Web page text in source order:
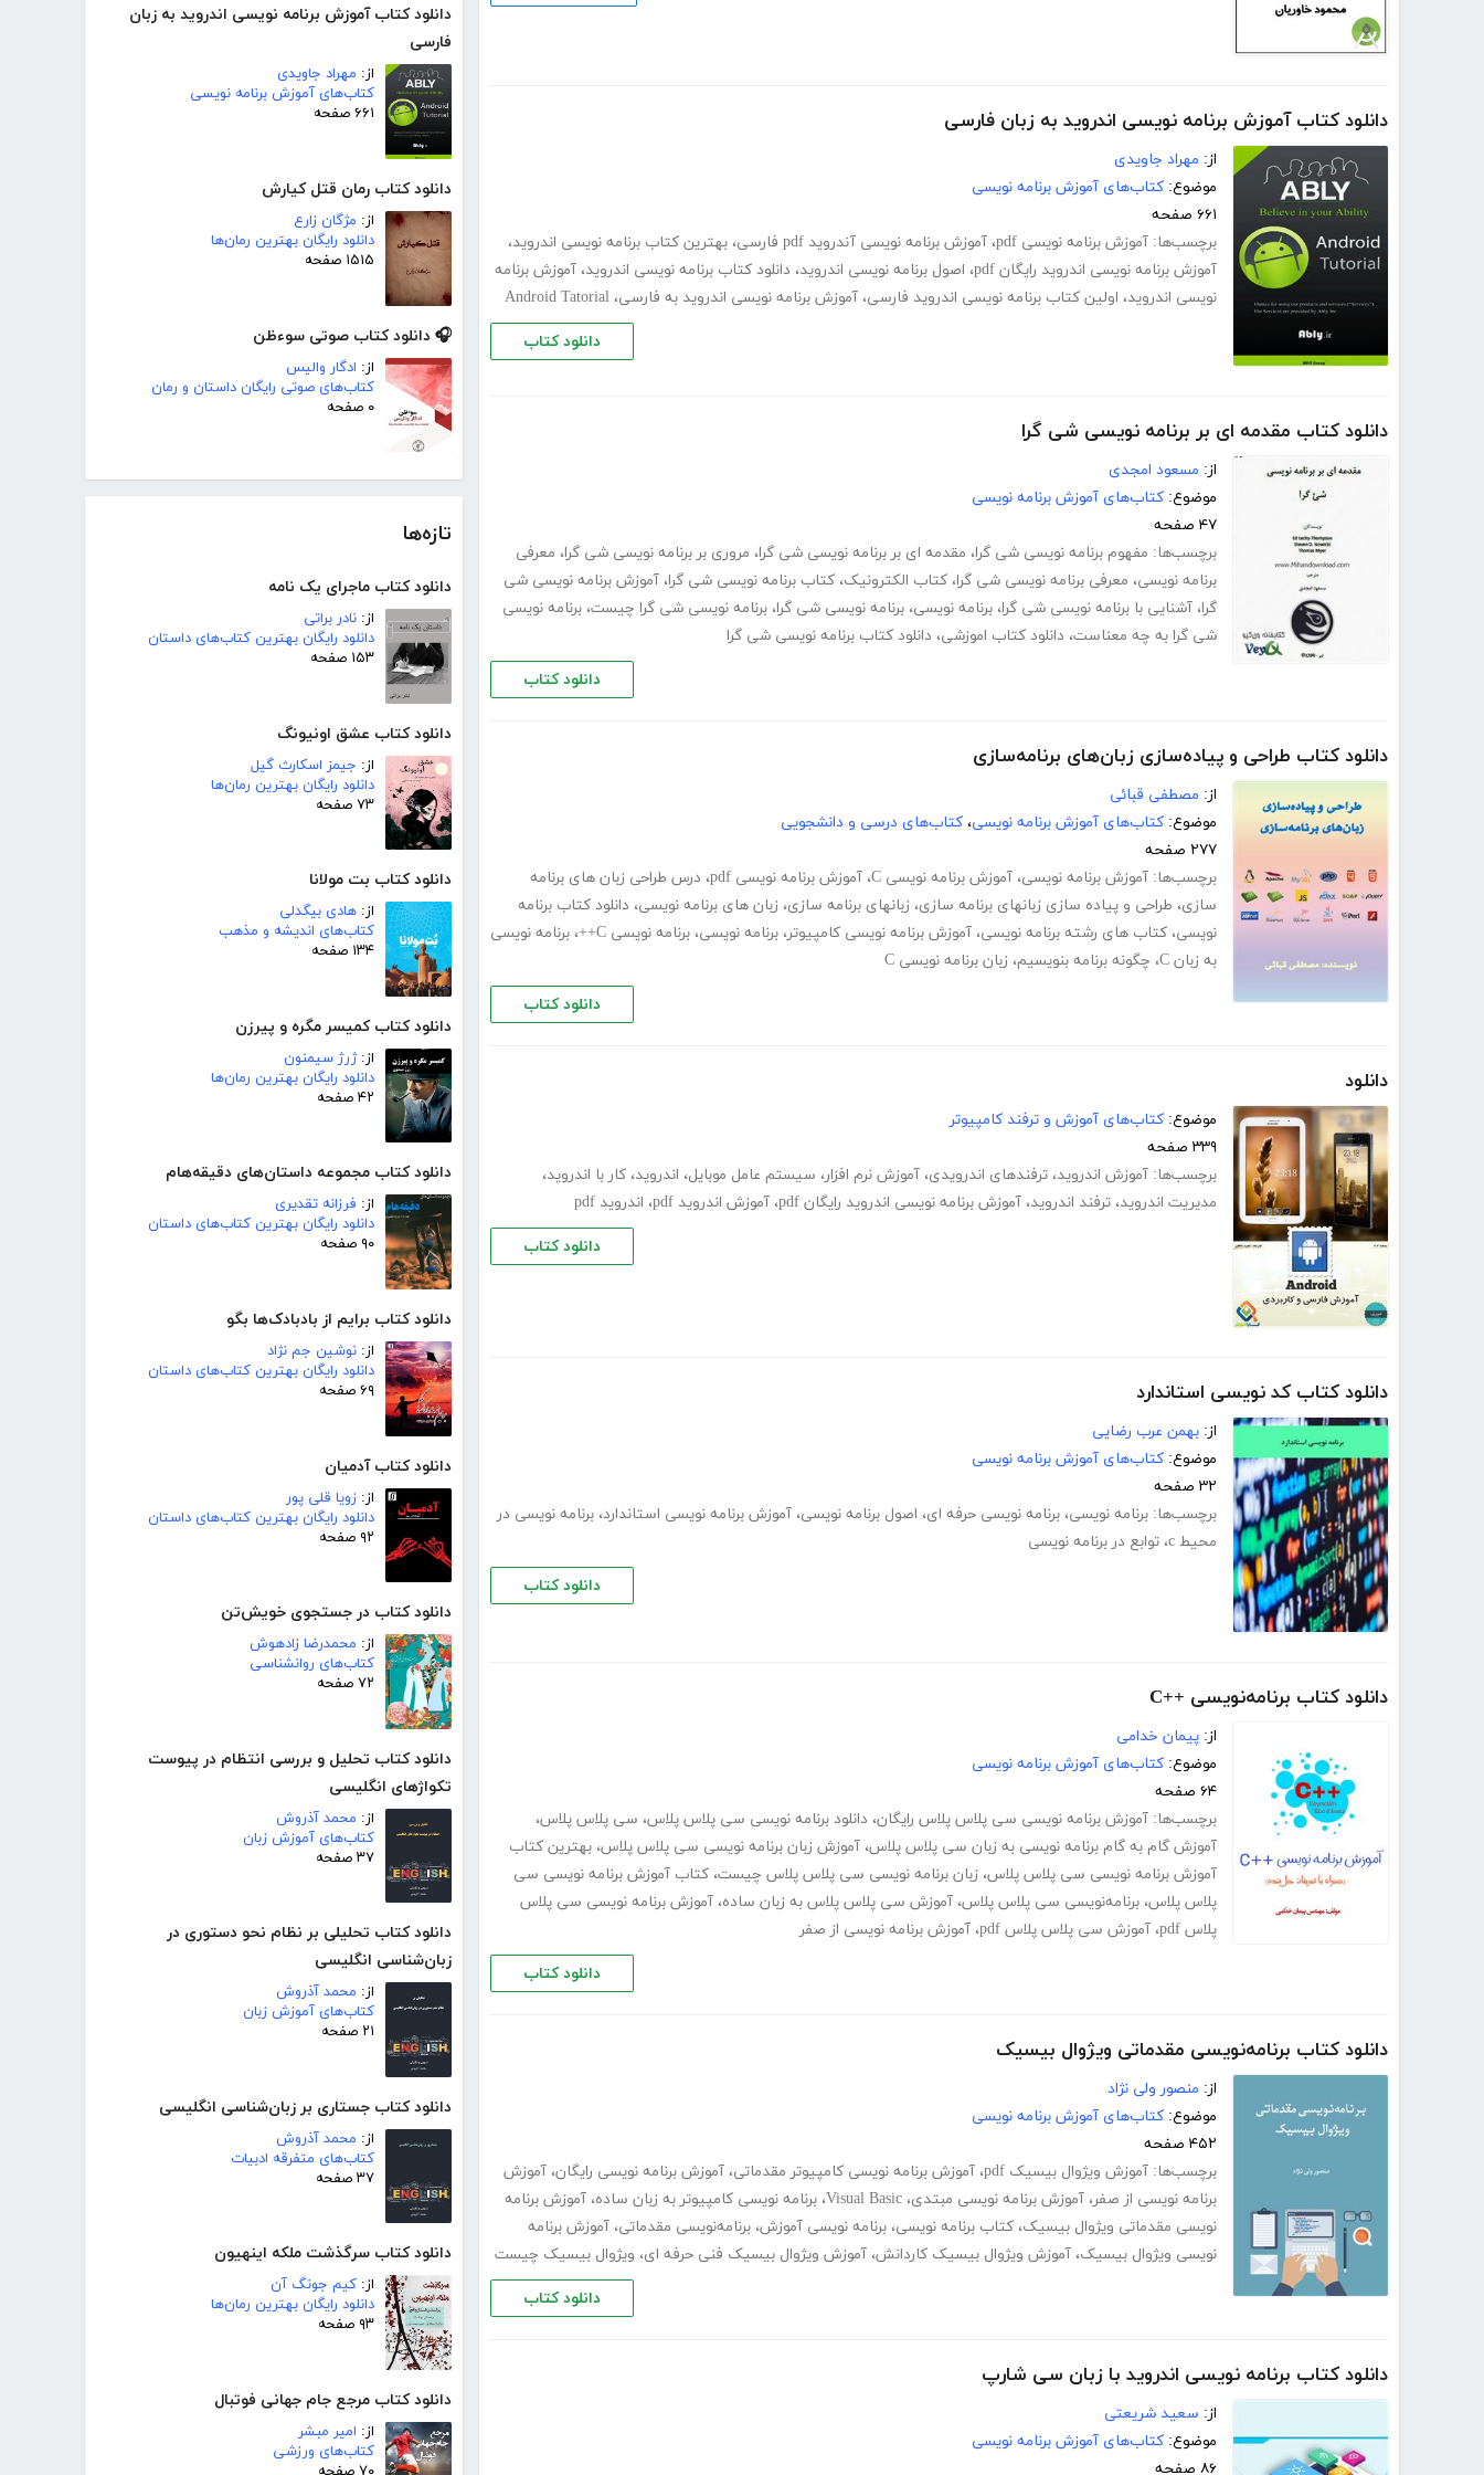
دانلود کتاب آموزش برنامه نویسی اندروید به زبان
فارسی
از: مهراد جاویدی
کتاب‌های آموزش برنامه نویسی
۶۶۱ صفحه
دانلود کتاب رمان قتل کیارش
از: مژگان زارع
دانلود رایگان بهترین رمان‌ها
۱۵۱۵ صفحه
🎧 دانلود کتاب صوتی سوء‌ظن
از: ادگار والیس
کتاب‌های صوتی رایگان داستان و رمان
۰ صفحه
تازه‌ها
دانلود کتاب ماجرای یک نامه
از: نادر براتی
دانلود رایگان بهترین کتاب‌های داستان
۱۵۳ صفحه
دانلود کتاب عشق اونیونگ
از: جیمز اسکارث گیل
دانلود رایگان بهترین رمان‌ها
۷۳ صفحه
دانلود کتاب بت مولانا
از: هادی بیگدلی
کتاب‌های اندیشه و مذهب
۱۳۴ صفحه
دانلود کتاب کمیسر مگره و پیرزن
از:ژرژ سیمنون
دانلود رایگان بهترین رمان‌ها
۴۲ صفحه
دانلود کتاب مجموعه داستان‌های دقیقه‌هام
از: فرزانه تقدیری
دانلود رایگان بهترین کتاب‌های داستان
۹۰ صفحه
دانلود کتاب برایم از بادبادک‌ها بگو
از: نوشین جم نژاد
دانلود رایگان بهترین کتاب‌های داستان
۶۹ صفحه
دانلود کتاب آدمیان
از: زویا قلی پور
دانلود رایگان بهترین کتاب‌های داستان
۹۲ صفحه
دانلود کتاب در جستجوی خویش‌تن
از: محمدرضا زادهوش
کتاب‌های روانشناسی
۷۲ صفحه
دانلود کتاب تحلیل و بررسی انتظام در پیوست
تکواژهای انگلیسی
از: محمد آذروش
کتاب‌های آموزش زبان
۳۷ صفحه
دانلود کتاب تحلیلی بر نظام نحو دستوری در
زبان‌شناسی انگلیسی
از: محمد آذروش
کتاب‌های آموزش زبان
۲۱ صفحه
دانلود کتاب جستاری بر زبان‌شناسی انگلیسی
از: محمد آذروش
کتاب‌های متفرقه ادبیات
۳۷ صفحه
دانلود کتاب سرگذشت ملکه اینهیون
از: کیم جونگ آن
دانلود رایگان بهترین رمان‌ها
۹۳ صفحه
دانلود کتاب مرجع جام جهانی فوتبال
از: امیر مبشر
کتاب‌های ورزشی
دانلود کتاب آموزش برنامه نویسی اندروید به زبان فارسی
از: مهراد جاویدی
موضوع: کتاب‌های آموزش برنامه نویسی
۶۶۱ صفحه
برچسب‌ها: آموزش برنامه نویسی pdf ، آموزش برنامه نویسی آندروید pdf فارسی ، بهترین کتاب برنامه نویسی اندروید،
آموزش برنامه نویسی اندروید رایگان pdf
، اصول برنامه نویسی اندروید، دانلود کتاب برنامه نویسی اندروید، آموزش برنامه
نویسی اندروید، اولین کتاب برنامه نویسی اندروید فارسی، آموزش برنامه نویسی اندروید به فارسی، Android Tatorial
دانلود کتاب
دانلود کتاب مقدمه ای بر برنامه نویسی شی گرا
از: مسعود امجدی
موضوع: کتاب‌های آموزش برنامه نویسی
۴۷ صفحه
برچسب‌ها: مفهوم برنامه نویسی شی گرا، مقدمه ای بر برنامه نویسی شی گرا، مروری بر برنامه نویسی شی گرا، معرفی
برنامه نویسی، معرفی برنامه نویسی شی گرا، کتاب الکترونیک، کتاب برنامه نویسی شی گرا، آموزش برنامه نویسی شی
گرا، آشنایی با برنامه نویسی شی گرا، برنامه نویسی، برنامه نویسی شی گرا، برنامه نویسی شی گرا چیست، برنامه نویسی
شی گرا به چه معناست، دانلود کتاب اموزشی، دانلود کتاب برنامه نویسی شی گرا
دانلود کتاب
دانلود کتاب طراحی و پیاده‌سازی زبان‌های برنامه‌سازی
از: مصطفی قبائی
موضوع: کتاب‌های آموزش برنامه نویسی، کتاب‌های درسی و دانشجویی
۲۷۷ صفحه
برچسب‌ها: آموزش برنامه نویسی، آموزش برنامه نویسی C ، آموزش برنامه نویسی pdf ، درس طراحی زبان های برنامه
سازی، طراحی و پیاده سازی زبانهای برنامه سازی، زبانهای برنامه سازی، زبان های برنامه نویسی، دانلود کتاب برنامه
نویسی، کتاب های رشته برنامه نویسی، آموزش برنامه نویسی کامپیوتر، برنامه نویسی، برنامه نویسی C++ ، برنامه نویسی
به زبان C
، چگونه برنامه بنویسیم، زبان برنامه نویسی C
دانلود کتاب
دانلود
موضوع: کتاب‌های آموزش و ترفند کامپیوتر
۳۳۹ صفحه
برچسب‌ها: آموزش اندروید، ترفندهای اندرویدی، آموزش نرم افزار، سیستم عامل موبایل، اندروید، کار با اندروید،
مدیریت اندروید، ترفند اندروید، آموزش برنامه نویسی اندروید رایگان pdf ، آموزش اندروید pdf ، اندروید pdf
دانلود کتاب
دانلود کتاب کد نویسی استاندارد
از: بهمن عرب رضایی
موضوع: کتاب‌های آموزش برنامه نویسی
۳۲ صفحه
برچسب‌ها: برنامه نویسی، برنامه نویسی حرفه ای، اصول برنامه نویسی، آموزش برنامه نویسی استاندارد، برنامه نویسی در
محیط c ، توابع در برنامه نویسی
دانلود کتاب
دانلود کتاب برنامه‌نویسی ++C
از: پیمان خدامی
موضوع: کتاب‌های آموزش برنامه نویسی
۶۴ صفحه
برچسب‌ها: آموزش برنامه نویسی سی پلاس پلاس رایگان، دانلود برنامه نویسی سی پلاس پلاس، سی پلاس پلاس،
آموزش گام به گام برنامه نویسی به زبان سی پلاس پلاس، آموزش زبان برنامه نویسی سی پلاس پلاس، بهترین کتاب
آموزش برنامه نویسی سی پلاس پلاس، زبان برنامه نویسی سی پلاس پلاس چیست، کتاب آموزش برنامه نویسی سی
پلاس پلاس، برنامه‌نویسی سی پلاس پلاس، آموزش سی پلاس پلاس به زبان ساده، آموزش برنامه نویسی سی پلاس
پلاس pdf
، آموزش سی پلاس پلاس pdf ، آموزش برنامه نویسی از صفر
دانلود کتاب
دانلود کتاب برنامه‌نویسی مقدماتی ویژوال بیسیک
از: منصور ولی نژاد
موضوع: کتاب‌های آموزش برنامه نویسی
۴۵۲ صفحه
برچسب‌ها: آموزش ویژوال بیسیک pdf ، آموزش برنامه نویسی کامپیوتر مقدماتی، آموزش برنامه نویسی رایگان، آموزش
برنامه نویسی از صفر، آموزش برنامه نویسی مبتدی، Visual Basic، برنامه نویسی کامپیوتر به زبان ساده، آموزش برنامه
نویسی مقدماتی ویژوال بیسیک، کتاب برنامه نویسی، برنامه نویسی آموزش، برنامه‌نویسی مقدماتی، آموزش برنامه
نویسی ویژوال بیسیک، آموزش ویژوال بیسیک کاردانش، آموزش ویژوال بیسیک فنی حرفه ای، ویژوال بیسیک چیست
دانلود کتاب
دانلود کتاب برنامه نویسی اندروید با زبان سی شارپ
از: سعید شریعتی
موضوع: کتاب‌های آموزش برنامه نویسی
۸۶ صفحه